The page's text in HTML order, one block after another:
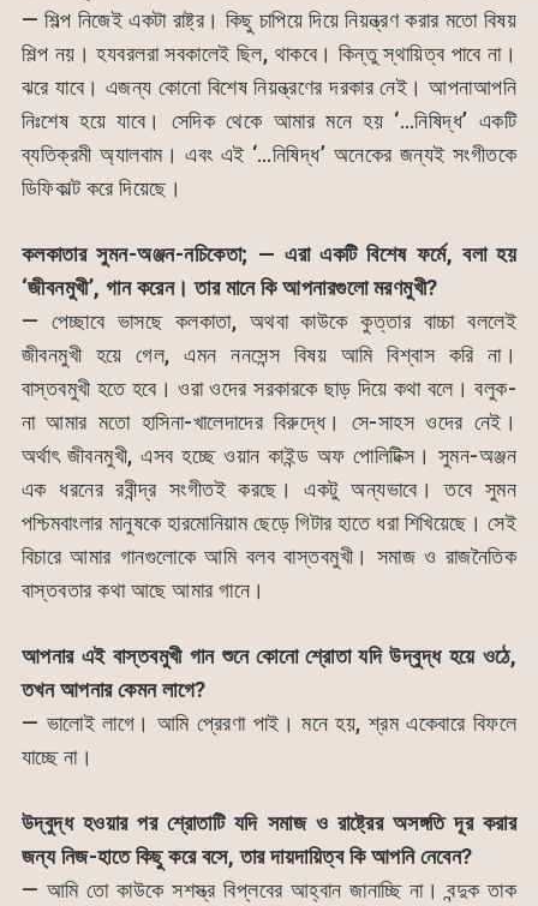
— শিল্প নিজেই একটা রাষ্ট্র। কিছু চাপিয়ে দিয়ে নিয়ন্ত্রণ করার মতো বিষয়
শিল্প নয়। হযবরলরা সবকালেই ছিল, থাকবে। কিন্তু স্থায়িত্ব পাবে না।
ঝরে যাবে। এজন্য কোনো বিশেষ নিয়ন্ত্রণের দরকার নেই। আপনাআপনি
নিঃশেষ হয়ে যাবে। সেদিক থেকে আমার মনে হয় ‘…নিষিদ্ধ’ একটি
ব্যতিক্রমী অ্যালবাম। এবং এই ‘…নিষিদ্ধ’ অনেকের জন্যই সংগীতকে
ডিফিকাল্ট করে দিয়েছে।
কলকাতার সুমন-অঞ্জন-নচিকেতা; — এরা একটি বিশেষ ফর্মে, বলা হয়
‘জীবনমুখী’, গান করেন। তার মানে কি আপনারগুলো মরণমুখী?
— পেচ্ছাবে ভাসছে কলকাতা, অথবা কাউকে কুত্তার বাচ্চা বললেই
জীবনমুখী হয়ে গেল, এমন ননসেন্স বিষয় আমি বিশ্বাস করি না।
বাস্তবমুখী হতে হবে। ওরা ওদের সরকারকে ছাড় দিয়ে কথা বলে। বলুক-
না আমার মতো হাসিনা-খালেদাদের বিরুদ্ধে। সে-সাহস ওদের নেই।
অর্থাৎ জীবনমুখী, এসব হচ্ছে ওয়ান কাইন্ড অফ পোলিটিক্স। সুমন-অঞ্জন
এক ধরনের রবীন্দ্র সংগীতই করছে। একটু অন্যভাবে। তবে সুমন
পশ্চিমবাংলার মানুষকে হারমোনিয়াম ছেড়ে গিটার হাতে ধরা শিখিয়েছে। সেই
বিচারে আমার গানগুলোকে আমি বলব বাস্তবমুখী। সমাজ ও রাজনৈতিক
বাস্তবতার কথা আছে আমার গানে।
আপনার এই বাস্তবমুখী গান শুনে কোনো শ্রোতা যদি উদ্বুদ্ধ হয়ে ওঠে,
তখন আপনার কেমন লাগে?
— ভালোই লাগে। আমি প্রেরণা পাই। মনে হয়, শ্রম একেবারে বিফলে
যাচ্ছে না।
উদ্বুদ্ধ হওয়ার পর শ্রোতাটি যদি সমাজ ও রাষ্ট্রের অসঙ্গতি দূর করার
জন্য নিজ-হাতে কিছু করে বসে, তার দায়দায়িত্ব কি আপনি নেবেন?
— আমি তো কাউকে সশস্ত্র বিপ্লবের আহ্বান জানাচ্ছি না। বন্দুক তাক